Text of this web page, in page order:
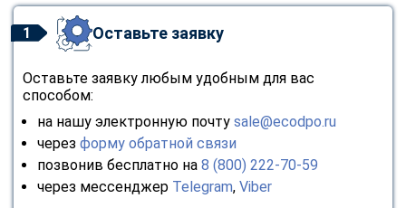
1 Оставьте заявку
Оставьте заявку любым удобным для вас
способом:
на нашу электронную почту sale@ecodpo.ru
через форму обратной связи
позвонив бесплатно на 8 (800) 222-70-59
через мессенджер Telegram, Viber